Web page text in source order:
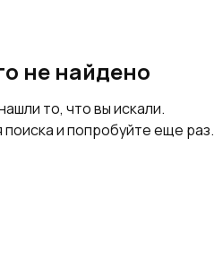
не найдено
то, что вы искали.
и попробуйте еще раз.